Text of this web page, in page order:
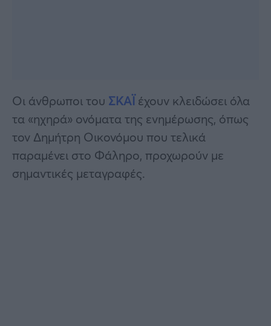
Οι άνθρωποι του ΣΚΑΪέχουν κλειδώσει όλα
τα «ηχηρά» ονόματα της ενημέρωσης, όπως
τον Δημήτρη Οικονόμου που τελικά
παραμένει στο Φάληρο, προχωρούν με
σημαντικές μεταγραφές.